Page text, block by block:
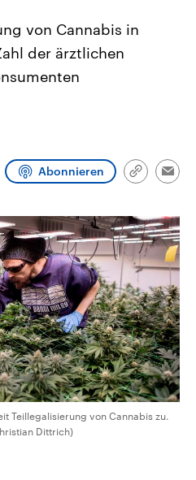
Aktuelle Beiträge,
Hintergründe
Wirtschaftlich und
Podcasts
von Cannabis in
der ärztlichen
Abonnieren
Link
Teillegalisierung von Cannabis zu.
Dittrich)